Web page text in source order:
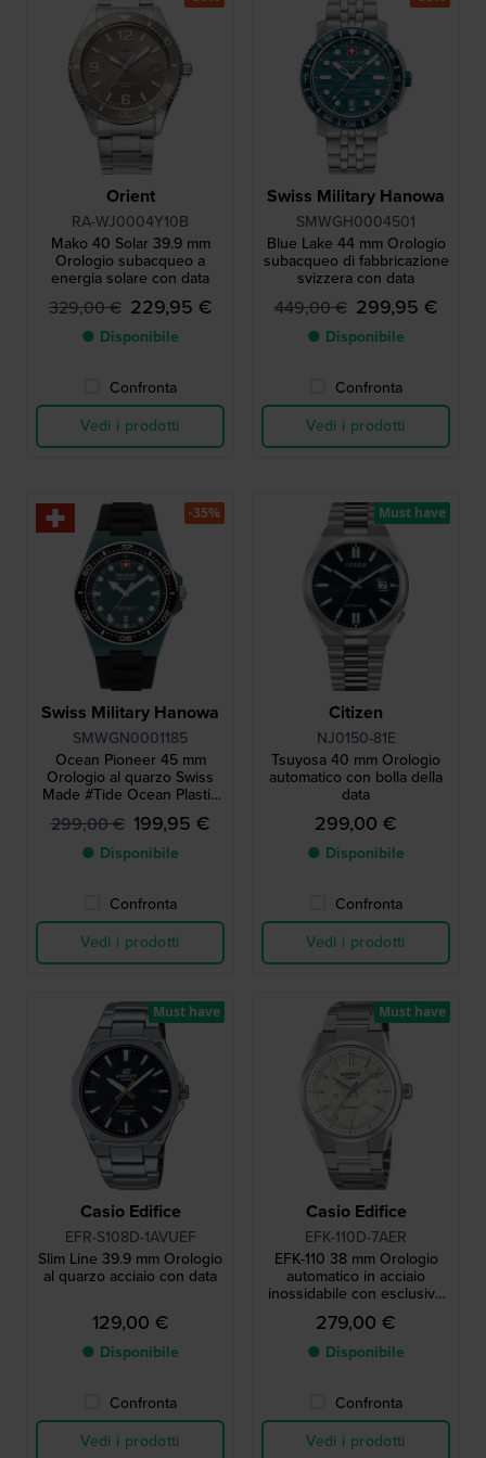
Orient
RA-WJ0004Y10B
Mako 40 Solar 39.9 mm
Orologio subacqueo a
energia solare con data
329,00 € 229,95 €
● Disponibile
Confronta
Vedi i prodotti
Swiss Military Hanowa
SMWGH0004501
Blue Lake 44 mm Orologio
subacqueo di fabbricazione
svizzera con data
449,00 € 299,95 €
● Disponibile
Confronta
Vedi i prodotti
Swiss Military Hanowa
SMWGN0001185
Ocean Pioneer 45 mm
Orologio al quarzo Swiss
Made #Tide Ocean Plastic
con data
299,00 € 199,95 €
● Disponibile
Confronta
Vedi i prodotti
-35%
Citizen
NJ0150-81E
Tsuyosa 40 mm Orologio
automatico con bolla della
data
299,00 €
● Disponibile
Confronta
Vedi i prodotti
Must have
Casio Edifice
EFR-S108D-1AVUEF
Slim Line 39.9 mm Orologio
al quarzo acciaio con data
129,00 €
● Disponibile
Confronta
Vedi i prodotti
Must have
Casio Edifice
EFK-110D-7AER
EFK-110 38 mm Orologio
automatico in acciaio
inossidabile con esclusivo
quadrante testurizzato
279,00 €
● Disponibile
Confronta
Vedi i prodotti
Must have